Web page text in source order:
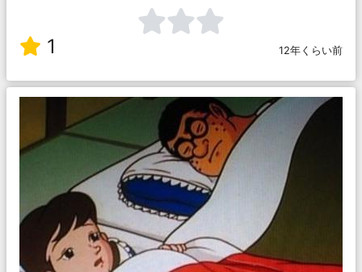
1 12年くらい前